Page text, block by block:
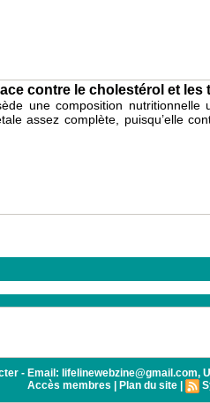
contre le cholestérol et
une composition
assez complète, puisqu’elle
- Email:
Accès membres
Plan du site